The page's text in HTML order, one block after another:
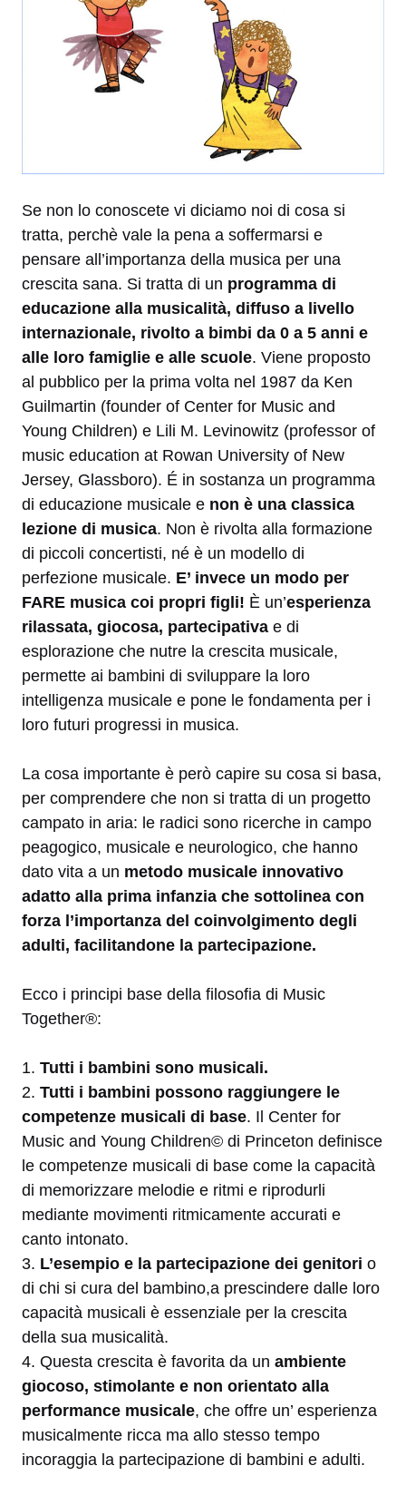
Se non lo conoscete vi diciamo noi di cosa si
tratta, perchè vale la pena a soffermarsi e
pensare all’importanza della musica per una
crescita sana. Si tratta di un programma di
educazione alla musicalità, diffuso a livello
internazionale, rivolto a bimbi da 0 a 5 anni e
alle loro famiglie e alle scuole. Viene proposto
al pubblico per la prima volta nel 1987 da Ken
Guilmartin (founder of Center for Music and
Young Children) e Lili M. Levinowitz (professor of
music education at Rowan University of New
Jersey, Glassboro). É in sostanza un programma
di educazione musicale e non è una classica
lezione di musica. Non è rivolta alla formazione
di piccoli concertisti, né è un modello di
perfezione musicale. E’ invece un modo per
FARE musica coi propri figli! È un’esperienza
rilassata, giocosa, partecipativa e di
esplorazione che nutre la crescita musicale,
permette ai bambini di sviluppare la loro
intelligenza musicale e pone le fondamenta per i
loro futuri progressi in musica.
La cosa importante è però capire su cosa si basa,
per comprendere che non si tratta di un progetto
campato in aria: le radici sono ricerche in campo
peagogico, musicale e neurologico, che hanno
dato vita a un metodo musicale innovativo
adatto alla prima infanzia che sottolinea con
forza l’importanza del coinvolgimento degli
adulti, facilitandone la partecipazione.
Ecco i principi base della filosofia di Music
Together®:
1. Tutti i bambini sono musicali.
2. Tutti i bambini possono raggiungere le
competenze musicali di base. Il Center for
Music and Young Children© di Princeton definisce
le competenze musicali di base come la capacità
di memorizzare melodie e ritmi e riprodurli
mediante movimenti ritmicamente accurati e
canto intonato.
3. L’esempio e la partecipazione dei genitori o
di chi si cura del bambino,a prescindere dalle loro
capacità musicali è essenziale per la crescita
della sua musicalità.
4. Questa crescita è favorita da un ambiente
giocoso, stimolante e non orientato alla
performance musicale, che offre un’ esperienza
musicalmente ricca ma allo stesso tempo
incoraggia la partecipazione di bambini e adulti.